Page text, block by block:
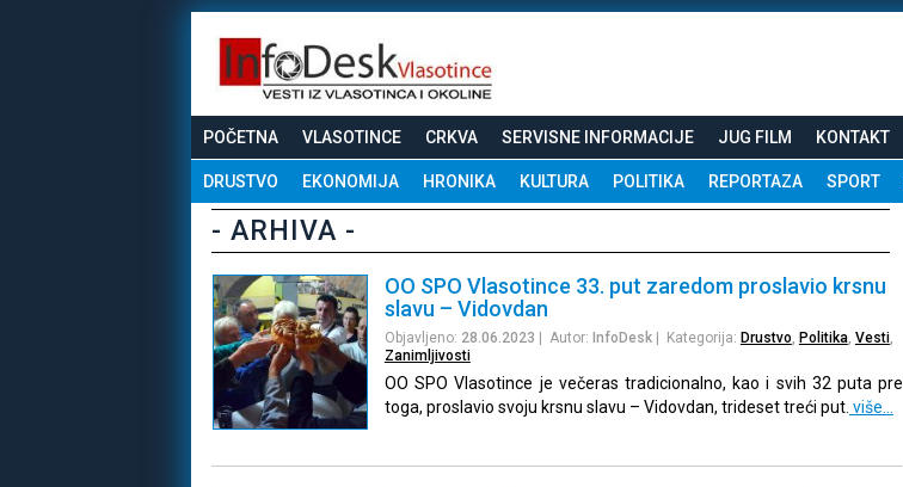
POČETNA VLASOTINCE CRKVA SERVISNE INFORMACIJE JUG FILM KONTAKT
DRUSTVO EKONOMIJA HRONIKA KULTURA POLITIKA REPORTAZA SPORT
- ARHIVA -
OO SPO Vlasotince 33. put zaredom proslavio krsnu
slavu – Vidovdan
Objavljeno: 28.06.2023 | Autor: InfoDesk| Kategorija: Drustvo Politika, Vesti,
Zanimljivosti
OO SPO Vlasotince je večeras tradicionalno, kao i svih 32 puta pre
toga, proslavio svoju krsnu slavu – Vidovdan, trideset treći put. više…